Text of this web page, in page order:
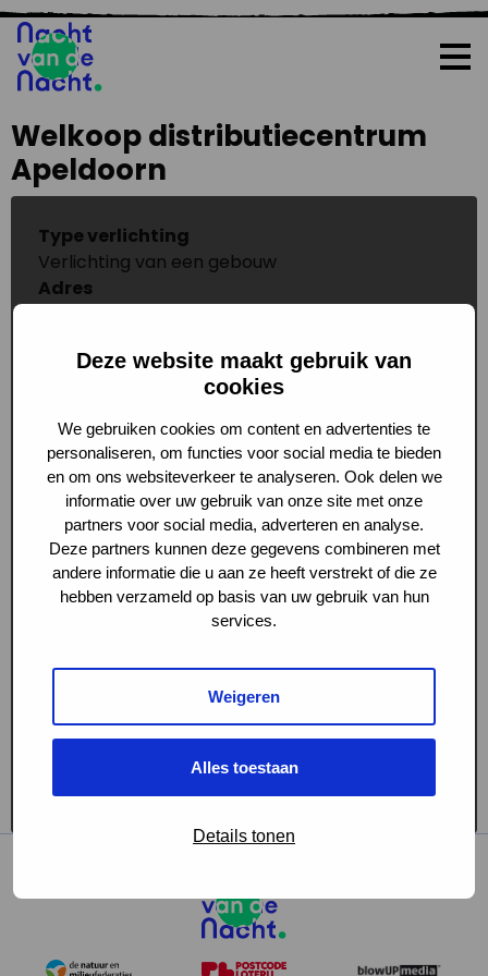
Deze website maakt gebruik van
cookies
We gebruiken cookies om content en advertenties te
personaliseren, om functies voor social media te bieden
en om ons websiteverkeer te analyseren. Ook delen we
informatie over uw gebruik van onze site met onze
partners voor social media, adverteren en analyse.
Deze partners kunnen deze gegevens combineren met
andere informatie die u aan ze heeft verstrekt of die ze
hebben verzameld op basis van uw gebruik van hun
services.
Weigeren
Alles toestaan
Details tonen
Welkoop distributiecentrum
Apeldoorn
Type verlichting
Verlichting van een gebouw
Adres
Beschrijving
verlichting vanuit het gebouw, en daarbij het fel (gekleurd)
verlicht bedrijfslogo.